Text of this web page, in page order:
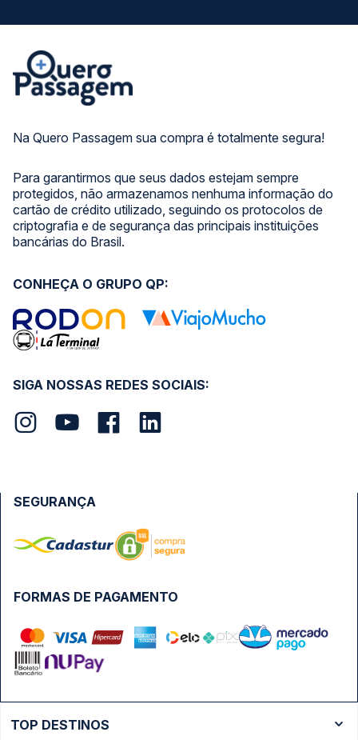
Na Quero Passagem sua compra é totalmente segura!
Para garantirmos que seus dados estejam sempre
protegidos, não armazenamos nenhuma informação do
cartão de crédito utilizado, seguindo os protocolos de
criptografia e de segurança das principais instituições
bancárias do Brasil.
SIGA NOSSAS REDES SOCIAIS:
CONHEÇA O GRUPO QP:
FORMAS DE PAGAMENTO
SEGURANÇA
TOP DESTINOS